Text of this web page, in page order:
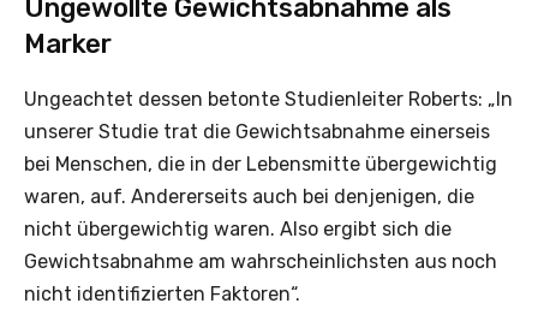
Ungewollte Gewichtsabnahme als
Marker
Ungeachtet dessen betonte Studienleiter Roberts: „In
unserer Studie trat die Gewichtsabnahme einerseis
bei Menschen, die in der Lebensmitte übergewichtig
waren, auf. Andererseits auch bei denjenigen, die
nicht übergewichtig waren. Also ergibt sich die
Gewichtsabnahme am wahrscheinlichsten aus noch
nicht identifizierten Faktoren“.